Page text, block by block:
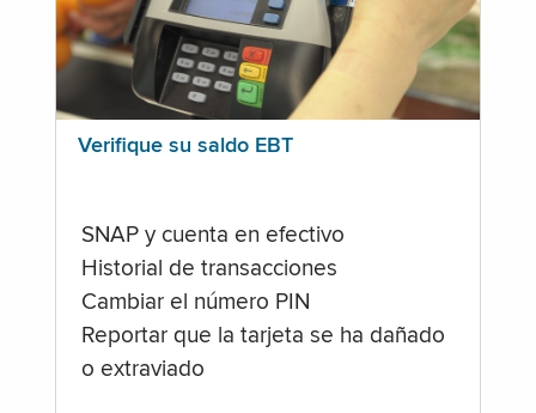
Verifique su saldo EBT
SNAP y cuenta en efectivo
Historial de transacciones
Cambiar el número PIN
Reportar que la tarjeta se ha dañado
o extraviado